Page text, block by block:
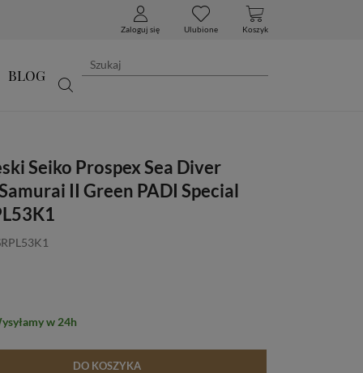
Zaloguj się Ulubione Koszyk
BLOG
Seiko Prospex Sea Diver
II Green PADI Special
w 24h
DO KOSZYKA